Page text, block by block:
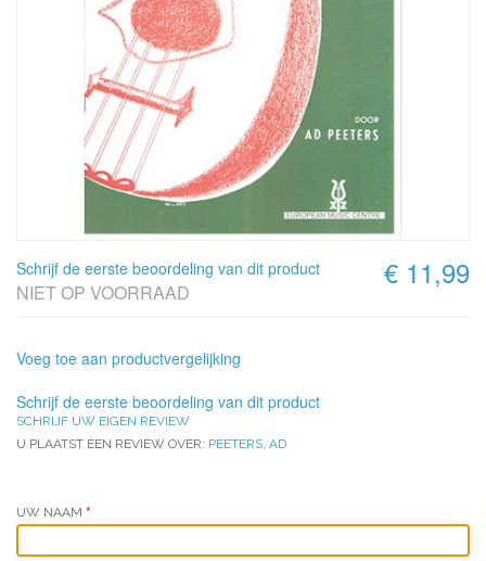
€ 11,99
Schrijf de eerste beoordeling van dit product
NIET OP VOORRAAD
Voeg toe aan productvergelijking
Schrijf de eerste beoordeling van dit product
SCHRIJF UW EIGEN REVIEW
U PLAATST EEN REVIEW OVER: PEETERS, AD
UW NAAM